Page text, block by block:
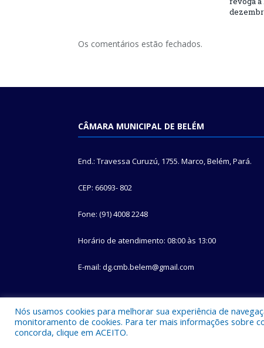
Os comentários estão fechados.
CÂMARA MUNICIPAL DE BELÉM
End.: Travessa Curuzú, 1755. Marco, Belém, Pará.
CEP: 66093- 802
Fone: (91) 4008 2248
Horário de atendimento: 08:00 às 13:00
E-mail: dg.cmb.belem@gmail.com
Nós usamos cookies para melhorar sua experiência de
monitoramento de cookies. Para ter mais informações sobre
concorda, clique em ACEITO.